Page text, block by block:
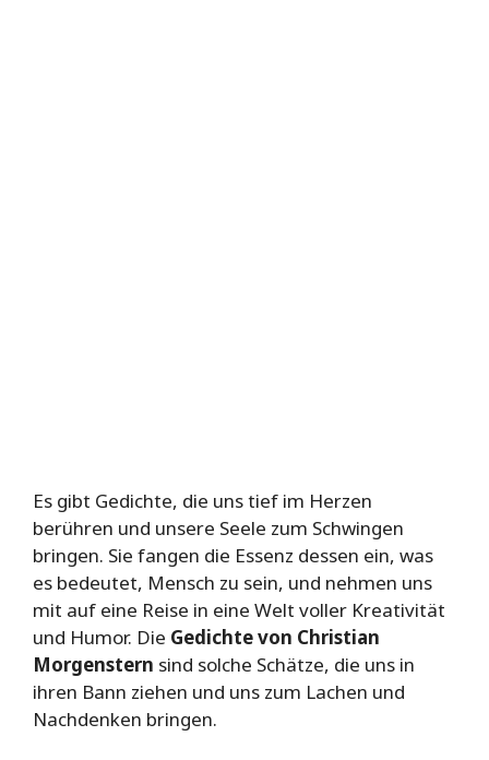
Es gibt Gedichte, die uns tief im Herzen
berühren und unsere Seele zum Schwingen
bringen. Sie fangen die Essenz dessen ein, was
es bedeutet, Mensch zu sein, und nehmen uns
mit auf eine Reise in eine Welt voller Kreativität
und Humor. Die Gedichte von Christian
Morgenstern sind solche Schätze, die uns in
ihren Bann ziehen und uns zum Lachen und
Nachdenken bringen.